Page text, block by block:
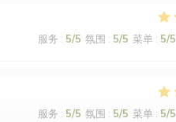
服务 : 5/5 氛围 : 5/5 菜单 : 5/5
服务 : 5/5 氛围 : 5/5 菜单 : 5/5